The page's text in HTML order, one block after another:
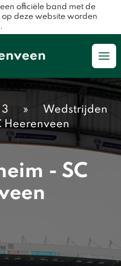
officiële band met de
op deze website worden
»
Wedstrijden
Heerenveen
- SC